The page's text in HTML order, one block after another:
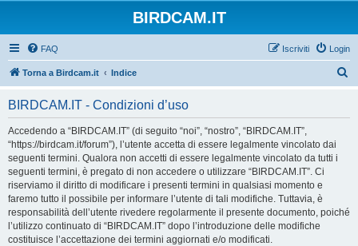
BIRDCAM.IT
FAQ Login
Iscriviti
Torna a Birdcam.it Indice
BIRDCAM.IT - Condizioni d’uso
Accedendo a “BIRDCAM.IT” (di seguito “noi”, “nostro”, “BIRDCAM.IT”,
“https://birdcam.it/forum”), l’utente accetta di essere legalmente vincolato dai
seguenti termini. Qualora non accetti di essere legalmente vincolato da tutti i
seguenti termini, è pregato di non accedere o utilizzare “BIRDCAM.IT”. Ci
riserviamo il diritto di modificare i presenti termini in qualsiasi momento e
faremo tutto il possibile per informare l’utente di tali modifiche. Tuttavia, è
responsabilità dell’utente rivedere regolarmente il presente documento, poiché
l’utilizzo continuato di “BIRDCAM.IT” dopo l’introduzione delle modifiche
costituisce l’accettazione dei termini aggiornati e/o modificati.